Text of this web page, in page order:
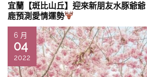
宜蘭【斑比山丘】迎來新朋友水豚爺
鹿預測愛情運勢
6 月
04
2022